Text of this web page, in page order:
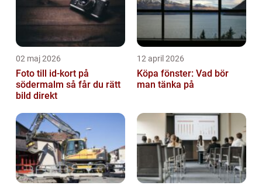
02 maj 2026
Foto till id-kort på
södermalm så får du rätt
bild direkt
12 april 2026
Köpa fönster: Vad bör
man tänka på